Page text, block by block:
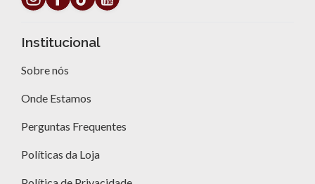
Institucional
Sobre nós
Onde Estamos
Perguntas Frequentes
Políticas da Loja